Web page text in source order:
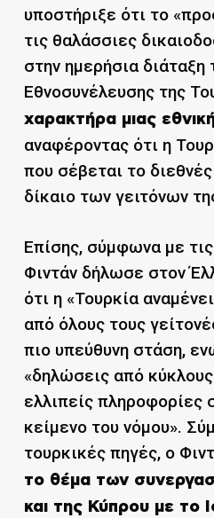
υποστήριξε ότι το
τις θαλάσσιες
στην ημερήσια
Εθνοσυνέλευσης της
χαρακτήρα μιας
αναφέροντας ότι η
που σέβεται το
δίκαιο των γειτόνων
Επίσης, σύμφωνα με
Φιντάν δήλωσε στον
ότι η «Τουρκία
από όλους τους
πιο υπεύθυνη στάση,
«δηλώσεις από
ελλιπείς πληροφορίες
κείμενο του νόμου».
τουρκικές πηγές, ο
το θέμα των
και της Κύπρου με το